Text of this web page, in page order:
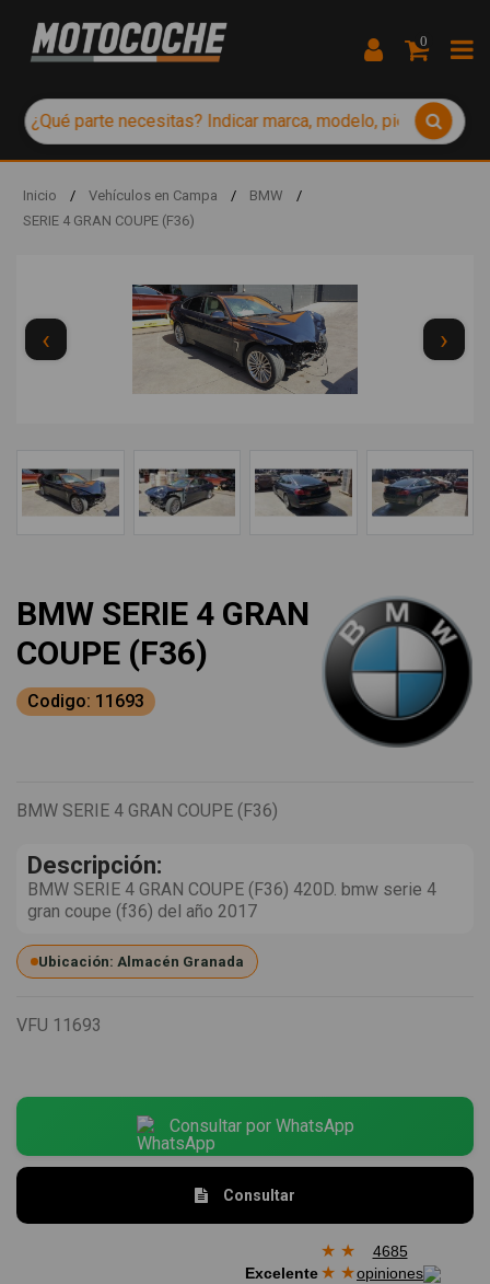
0
Inicio / Vehículos en Campa / BMW
/
SERIE 4 GRAN COUPE (F36)
‹ ›
BMW SERIE 4 GRAN
COUPE (F36)
Codigo: 11693
BMW SERIE 4 GRAN COUPE (F36)
Descripción:
BMW SERIE 4 GRAN COUPE (F36) 420D. bmw serie 4
gran coupe (f36) del año 2017
Ubicación: Almacén Granada
VFU 11693
Consultar por WhatsApp
Consultar
Excelente
★ ★
★ ★
4685
opiniones